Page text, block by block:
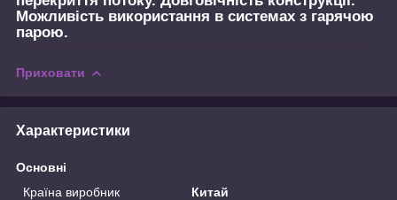
Можливість використання в системах з гарячою
парою.
Приховати
Характеристики
Основні
Країна виробник
Китай